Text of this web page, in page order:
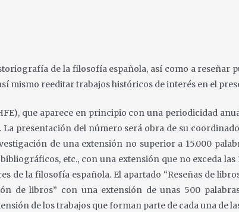
de la filosofía española, así como a reseñar
mismo reeditartrabajos históricos de interés en el
que aparece en principio con una periodicidad
La presentación del número será obra de su
de una extensión no superior a 15.000
etc., con una extensión que no exceda las
de la filosofía española. El apartado “Reseñas de
de libros” con una extensión deunas 500
de los trabajos que forman parte de cada una de